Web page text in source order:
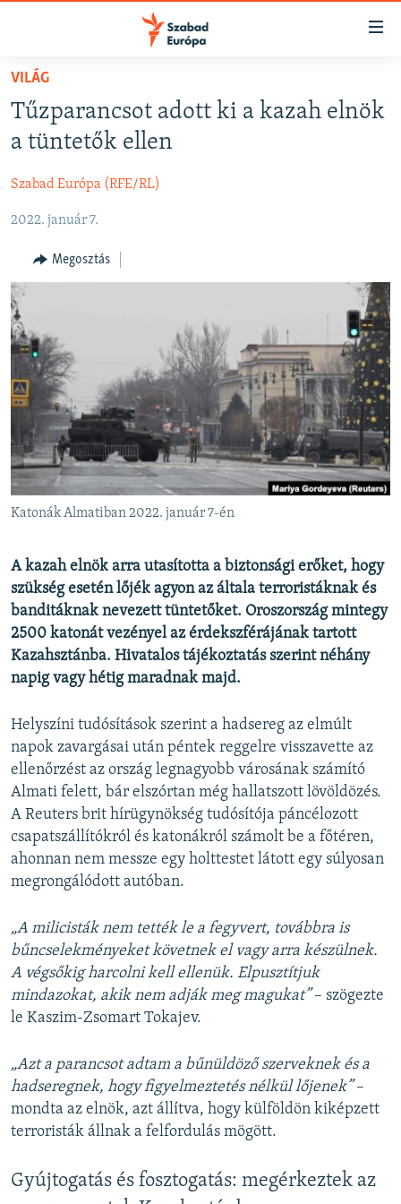
Akadálymentes
Ugrás
oldalra
Ugrás
NAPIRENDEN
AKTUÁLIS
VIDEÓK
ELEMZŐ
NER15
SZABADON
TÁRSADALOM
DEMOKRÁCIA
A PÉNZ NYOMÁBAN
EURÓPAI UNIÓ
VILÁG
KLÍMAVÁLTOZÁS
A MÚLT TANULSÁGAI
KÖVESSEN MINKET!
Valamennyi RFE/RL weboldal
VILÁG
Tűzparancsot adott ki a kazah elnök
a tüntetők ellen
Szabad Európa (RFE/RL)
2022. január 7.
Megosztás
Katonák Almatiban 2022. január 7-én
A kazah elnök arra utasította a biztonsági erőket, hogy
szükség esetén lőjék agyon az általa terroristáknak és
banditáknak nevezett tüntetőket. Oroszország mintegy
2500 katonát vezényel az érdekszférájának tartott
Kazahsztánba. Hivatalos tájékoztatás szerint néhány
napig vagy hétig maradnak majd.
Helyszíni tudósítások szerint a hadsereg az elmúlt
napok zavargásai után péntek reggelre visszavette az
ellenőrzést az ország legnagyobb városának számító
Almati felett, bár elszórtan még hallatszott lövöldözés.
A Reuters brit hírügynökség tudósítója páncélozott
csapatszállítókról és katonákról számolt be a főtéren,
ahonnan nem messze egy holttestet látott egy súlyosan
megrongálódott autóban.
„A milicisták nem tették le a fegyvert, továbbra is
bűncselekményeket követnek el vagy arra készülnek.
A végsőkig harcolni kell ellenük. Elpusztítjuk
mindazokat, akik nem adják meg magukat”– szögezte
le Kaszim-Zsomart Tokajev.
„Azt a parancsot adtam a bűnüldöző szerveknek és a
hadseregnek, hogy figyelmeztetés nélkül lőjenek”–
mondta az elnök, azt állítva, hogy külföldön kiképzett
terroristák állnak a felfordulás mögött.
Gyújtogatás és fosztogatás: megérkeztek az